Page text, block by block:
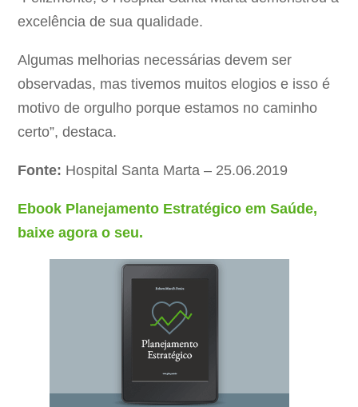
excelência de sua qualidade.
Algumas melhorias necessárias devem ser
observadas, mas tivemos muitos elogios e isso é
motivo de orgulho porque estamos no caminho
certo”, destaca.
Fonte: Hospital Santa Marta – 25.06.2019
Ebook Planejamento Estratégico em Saúde,
baixe agora o seu.